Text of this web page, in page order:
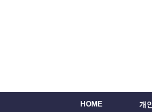
HOME 개